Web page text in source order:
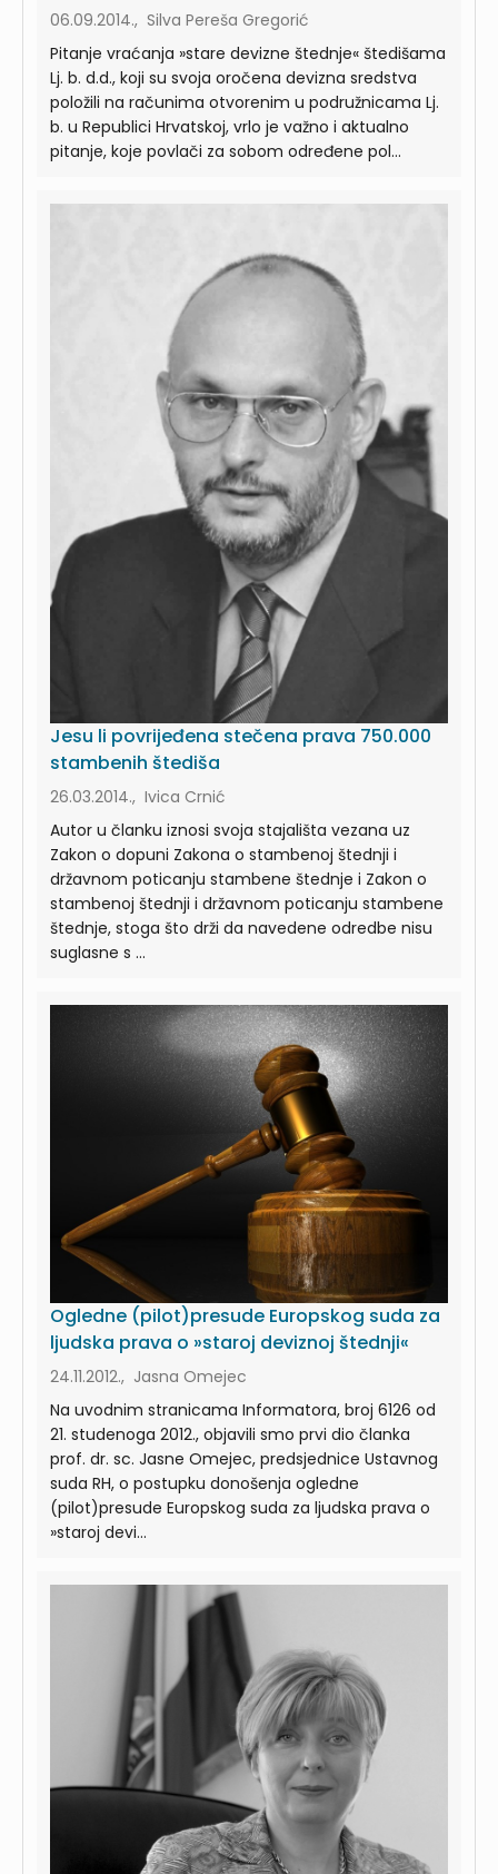
06.09.2014., Silva Pereša Gregorić
Pitanje vraćanja »stare devizne štednje« štedišama
Lj. b. d.d., koji su svoja oročena devizna sredstva
položili na računima otvorenim u podružnicama Lj.
b. u Republici Hrvatskoj, vrlo je važno i aktualno
pitanje, koje povlači za sobom određene pol...
Jesu li povrijeđena stečena prava 750.000
stambenih štediša
26.03.2014., Ivica Crnić
Autor u članku iznosi svoja stajališta vezana uz
Zakon o dopuni Zakona o stambenoj štednji i
državnom poticanju stambene štednje i Zakon o
stambenoj štednji i državnom poticanju stambene
štednje, stoga što drži da navedene odredbe nisu
suglasne s ...
Ogledne (pilot)presude Europskog suda za
ljudska prava o »staroj deviznoj štednji«
24.11.2012., Jasna Omejec
Na uvodnim stranicama Informatora, broj 6126 od
21. studenoga 2012., objavili smo prvi dio članka
prof. dr. sc. Jasne Omejec, predsjednice Ustavnog
suda RH, o postupku donošenja ogledne
(pilot)presude Europskog suda za ljudska prava o
»staroj devi...